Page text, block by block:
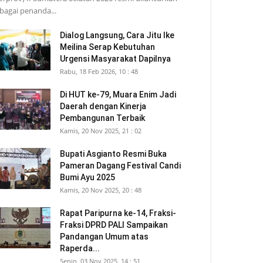
penanda...
Dialog Langsung, Cara Jitu Ike
Meilina Serap Kebutuhan
Urgensi Masyarakat Dapilnya
Rabu, 18 Feb 2026, 10 : 48
Di HUT ke-79, Muara Enim Jadi
Daerah dengan Kinerja
Pembangunan Terbaik
Kamis, 20 Nov 2025, 21 : 02
Bupati Asgianto Resmi Buka
Pameran Dagang Festival Candi
Bumi Ayu 2025
Kamis, 20 Nov 2025, 20 : 48
Rapat Paripurna ke-14, Fraksi-
Fraksi DPRD PALI Sampaikan
Pandangan Umum atas
Raperda...
Senin, 03 Nov 2025, 14 : 51